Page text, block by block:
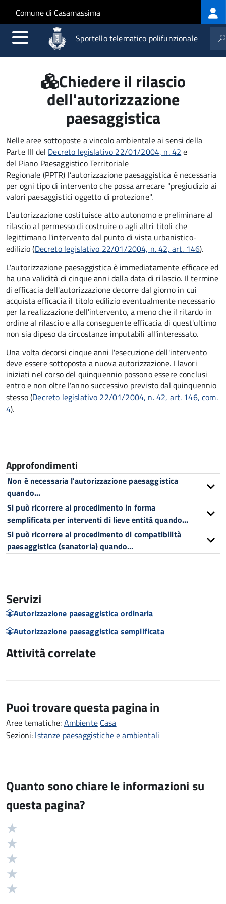
Salta al contenuto principale
Skip to site navigation
Comune di Casamassima
Sportello telematico polifunzionale
Chiedere il rilascio
dell'autorizzazione
paesaggistica
Nelle aree sottoposte a vincolo ambientale ai sensi della
Parte III del Decreto legislativo 22/01/2004, n. 42 e
del Piano Paesaggistico Territoriale
Regionale (PPTR) l’autorizzazione paesaggistica è necessaria
per ogni tipo di intervento che possa arrecare "pregiudizio ai
valori paesaggistici oggetto di protezione".
L'autorizzazione costituisce atto autonomo e preliminare al
rilascio al permesso di costruire o agli altri titoli che
legittimano l'intervento dal punto di vista urbanistico-
edilizio (Decreto legislativo 22/01/2004, n. 42, art. 146).
L'autorizzazione paesaggistica è immediatamente efficace ed
ha una validità di cinque anni dalla data di rilascio. Il termine
di efficacia dell'autorizzazione decorre dal giorno in cui
acquista efficacia il titolo edilizio eventualmente necessario
per la realizzazione dell'intervento, a meno che il ritardo in
ordine al rilascio e alla conseguente efficacia di quest'ultimo
non sia dipeso da circostanze imputabili all'interessato.
Una volta decorsi cinque anni l'esecuzione dell'intervento
deve essere sottoposta a nuova autorizzazione. I lavori
iniziati nel corso del quinquennio possono essere conclusi
entro e non oltre l'anno successivo previsto dal quinquennio
stesso (Decreto legislativo 22/01/2004, n. 42, art. 146, com.
4).
Approfondimenti
Non è necessaria l'autorizzazione paesaggistica
quando...
Si può ricorrere al procedimento in forma
semplificata per interventi di lieve entità quando...
Si può ricorrere al procedimento di compatibilità
paesaggistica (sanatoria) quando...
Servizi
Autorizzazione paesaggistica ordinaria
Autorizzazione paesaggistica semplificata
Attività correlate
Puoi trovare questa pagina in
Aree tematiche: Ambiente Casa
Sezioni: Istanze paesaggistiche e ambientali
Quanto sono chiare le informazioni su
questa pagina?
Valutazione